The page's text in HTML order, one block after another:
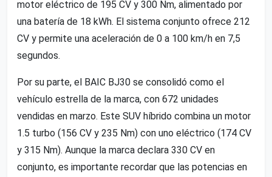
motor eléctrico de 195 CV y 300 Nm, alimentado por
una batería de 18 kWh. El sistema conjunto ofrece 212
CV y permite una aceleración de 0 a 100 km/h en 7,5
segundos.
Por su parte, el BAIC BJ30 se consolidó como el
vehículo estrella de la marca, con 672 unidades
vendidas en marzo. Este SUV híbrido combina un motor
1.5 turbo (156 CV y 235 Nm) con uno eléctrico (174 CV
y 315 Nm). Aunque la marca declara 330 CV en
conjunto, es importante recordar que las potencias en